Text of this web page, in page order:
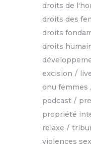
droits de
droits des
droits
droits
excision
onu femmes
podcast
propriété
relaxe
violences